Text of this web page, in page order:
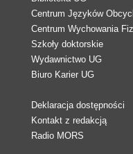
Centrum Języków
Centrum Wychowania
Szkoły doktorskie
Wydawnictwo UG
Biuro Karier UG
Deklaracja dostępności
Kontakt z redakcją
Radio MORS